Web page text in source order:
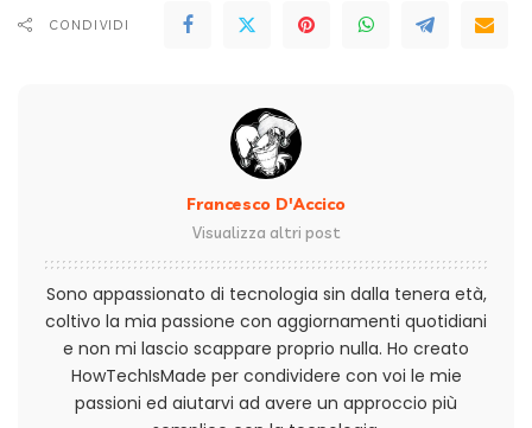
CONDIVIDI
Francesco D'Accico
Visualizza altri post
Sono appassionato di tecnologia sin dalla tenera età,
coltivo la mia passione con aggiornamenti quotidiani
e non mi lascio scappare proprio nulla. Ho creato
HowTechIsMade per condividere con voi le mie
passioni ed aiutarvi ad avere un approccio più